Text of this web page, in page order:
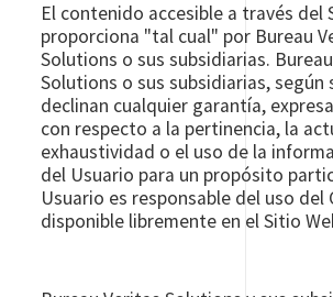
El contenido accesible a través del
proporciona "tal cual" por Bureau
Solutions o sus subsidiarias.
Solutions o sus subsidiarias, según
declinan cualquier garantía,
con respecto a la pertinencia, la
exhaustividad o el uso de la
del Usuario para un propósito
Usuario es responsable del uso del
disponible libremente en el Sitio